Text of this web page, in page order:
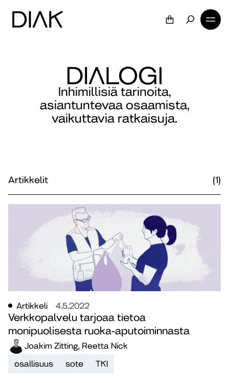
Inhimillisiä tarinoita,
asiantuntevaa osaamista,
vaikuttavia ratkaisuja.
Artikkelit (1)
Artikkeli 4.5.2022
Verkkopalvelu tarjoaa tietoa
monipuolisesta ruoka-aputoiminnasta
Joakim Zitting, Reetta Nick
osallisuus
sote TKI